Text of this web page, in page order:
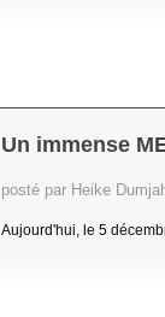
Un immense
posté par Heike
Aujourd'hui, le 5